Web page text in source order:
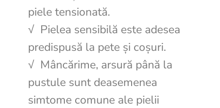
piele tensionată.
√ Pielea sensibilă este adesea
predispusă la pete și coșuri.
√ Mâncărime, arsură până la
pustule sunt deasemenea
simtome comune ale pielii